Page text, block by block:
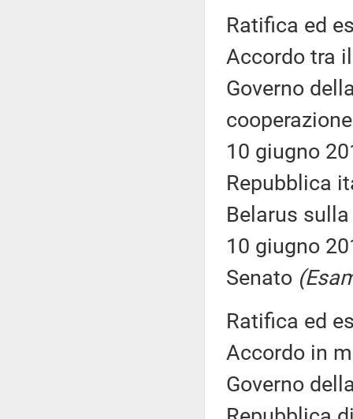
Ratifica ed
Accordo tra
Governo
10 giugno
Repubblica
Belarus
10 giugno
Senato
Ratifica ed
Accordo in
Governo